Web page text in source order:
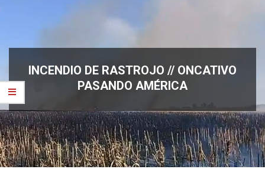
INCENDIO DE RASTROJO // ONCATIVO
PASANDO AMÉRICA